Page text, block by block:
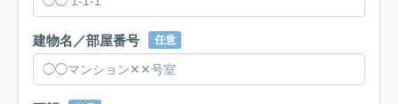
建物名／部屋番号 任意